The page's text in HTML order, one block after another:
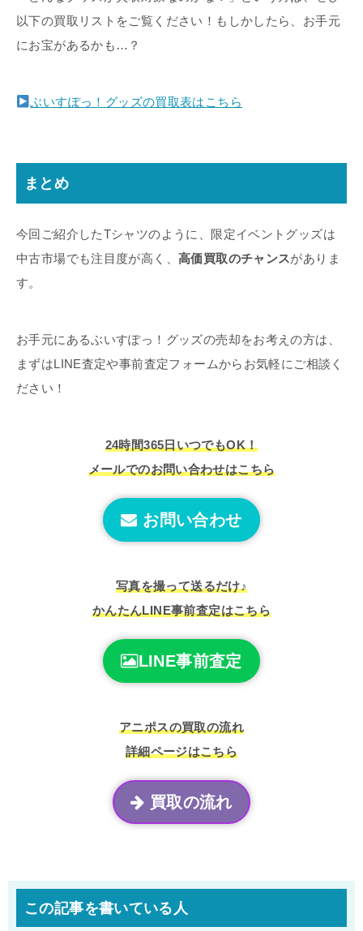
以下の買取リストをご覧ください！もしかしたら、お手元
にお宝があるかも…？
ぶいすぽっ！グッズの買取表はこちら
まとめ
今回ご紹介したTシャツのように、限定イベントグッズは
中古市場でも注目度が高く、 高価買取のチャンスがありま
す。
お手元にあるぶいすぽっ！グッズの売却をお考えの方は、
まずはLINE査定や事前査定フォームからお気軽にご相談く
ださい！
24時間365日いつでもOK！
メールでのお問い合わせはこちら
お問い合わせ
写真を撮って送るだけ♪
かんたんLINE事前査定はこちら
LINE事前査定
アニポスの買取の流れ
詳細ページはこちら
買取の流れ
この記事を書いている人